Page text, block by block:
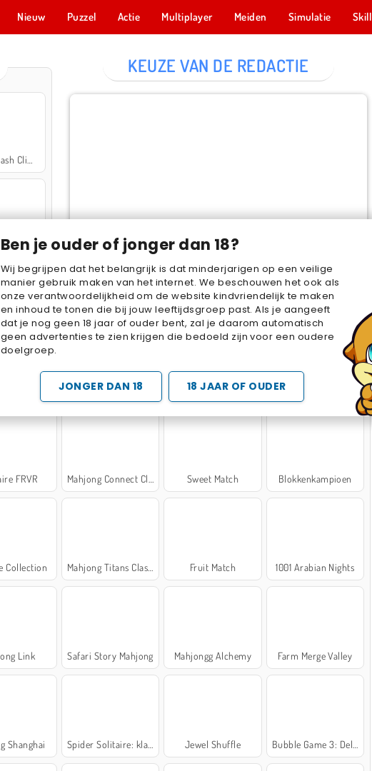
Ben je ouder of jonger dan 18?
Wij begrijpen dat het belangrijk is dat minderjarigen op een veilige
manier gebruik maken van het internet. We beschouwen het ook als
onze verantwoordelijkheid om de website kindvriendelijk te maken
en inhoud te tonen die bij jouw leeftijdsgroep past. Als je aangeeft
dat je nog geen 18 jaar of ouder bent, zal je daarom automatisch
geen advertenties te zien krijgen die bedoeld zijn voor een oudere
doelgroep.
JONGER DAN 18 18 JAAR OF OUDER
Nieuw Puzzel Actie Multiplayer Meiden Simulatie Skill
KEUZE VAN DE REDACTIE
Cake Merge 2
Cake Merge 2 Marble Sort
SPELLETJES
FRVR Mahjong Connect Classic Sweet Match Blokkenkampioen
Collection Fruit Match 1001 Arabian Nights
Link Safari Story Mahjong Mahjongg Alchemy Farm Merge Valley
Shanghai Jewel Shuffle